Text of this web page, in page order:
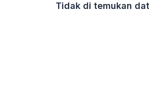
Tidak di temukan